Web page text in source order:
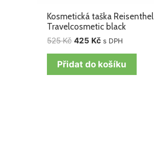
Kosmetická taška Reisenthel
Travelcosmetic black
525Kč 425 Kč s DPH
Přidat do košíku